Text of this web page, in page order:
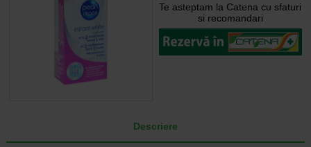
Te asteptam la Catena cu sfaturi
si recomandari
Descriere